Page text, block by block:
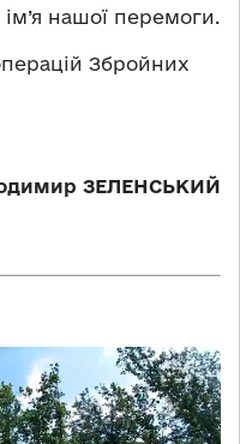
нашої перемоги.
Збройних
ЗЕЛЕНСЬКИЙ